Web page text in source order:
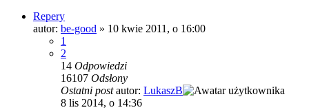
Repery
autor: be-good » 10 kwie 2011, o 16:00
1
2
14 Odpowiedzi
16107 Odsłony
Ostatni postautor: LukaszB
8 lis 2014, o 14:36